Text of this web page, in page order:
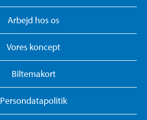
Arbejd hos os
Vores koncept
Biltemakort
Persondatapolitik